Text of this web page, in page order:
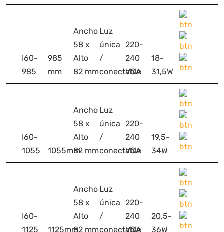
I60-
985
985
mm
Ancho
58 x
Alto
82 mm
Luz
única
/
conectable
220-
240
VCA
18-
31,5W
I60-
1055
1055mm
Ancho
58 x
Alto
82 mm
Luz
única
/
conectable
220-
240
VCA
19,5-
34W
I60-
1125
1125mm
Ancho
58 x
Alto
82 mm
Luz
única
/
conectable
220-
240
VCA
20,5-
36W